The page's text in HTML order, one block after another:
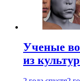
Ученые
из